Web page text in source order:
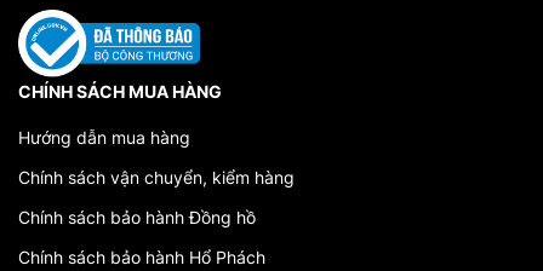
CHÍNH SÁCH MUA HÀNG
Hướng dẫn mua hàng
Chính sách vận chuyển, kiểm hàng
Chính sách bảo hành Đồng hồ
Chính sách bảo hành Hổ Phách